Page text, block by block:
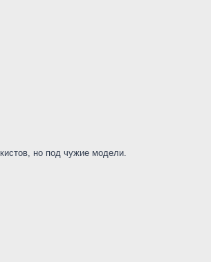
но под чужие модели.